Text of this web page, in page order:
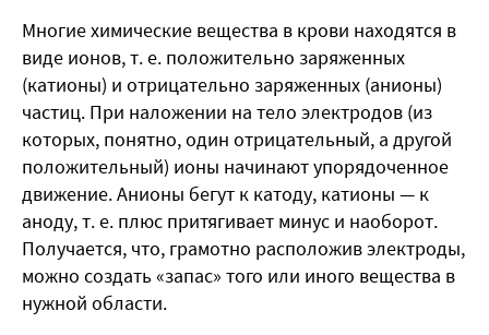
Многие химические вещества в крови находятся в
виде ионов, т. е. положительно заряженных
(катионы) и отрицательно заряженных (анионы)
частиц. При наложении на тело электродов (из
которых, понятно, один отрицательный, а другой
положительный) ионы начинают упорядоченное
движение. Анионы бегут к катоду, катионы — к
аноду, т. е. плюс притягивает минус и наоборот.
Получается, что, грамотно расположив электроды,
можно создать «запас» того или иного вещества в
нужной области.